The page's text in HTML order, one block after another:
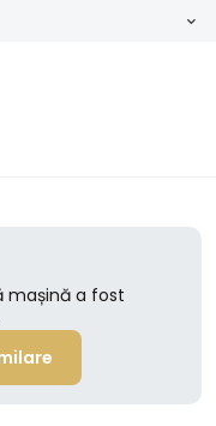
mașină a fost